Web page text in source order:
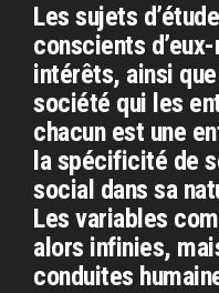
Les sujets
conscients
intérêts, ainsi
société qui les
chacun est une
la spécificité de
social dans sa
Les variables
alors infinies,
conduites